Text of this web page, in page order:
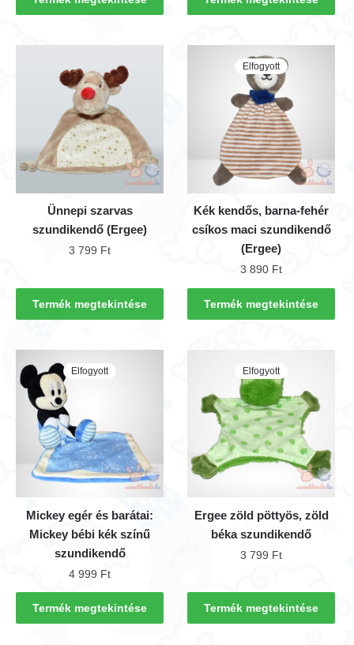
Ünnepi szarvas
szundikendő (Ergee)
3 799 Ft
Termék megtekintése
Elfogyott
Kék kendős, barna-fehér
csíkos maci szundikendő
(Ergee)
3 890 Ft
Termék megtekintése
Elfogyott
Mickey egér és barátai:
Mickey bébi kék színű
szundikendő
4 999 Ft
Termék megtekintése
Elfogyott
Ergee zöld pöttyös, zöld
béka szundikendő
3 799 Ft
Termék megtekintése